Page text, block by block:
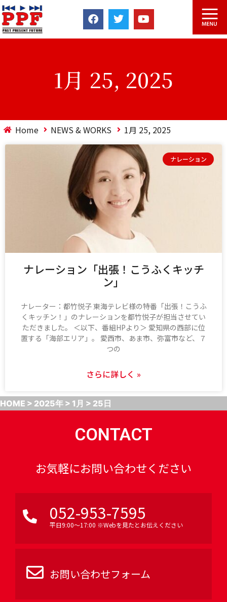
1月 25, 2025
Home NEWS & WORKS 1月 25, 2025
ナレーション
ナレーション「出張！こうふくキッチ
ン」
ナレーター：都竹悦子 東海テレビ様の特番「出張！こうふ
くキッチン！」のナレーションを都竹悦子が担当させてい
ただきました。 ＜以下、番組HPより＞ 愛知県の西部に位
置する「海部エリア」。 愛西市、あま市、弥富市など、７
つの
さらに詳しく »
HOME > 2025年 > 1月 > 25日
CONTACT
お気軽にお問い合わせください
052-953-7595
平日9:00〜17:00 ※Webを見たとお伝えください
お問い合わせフォーム